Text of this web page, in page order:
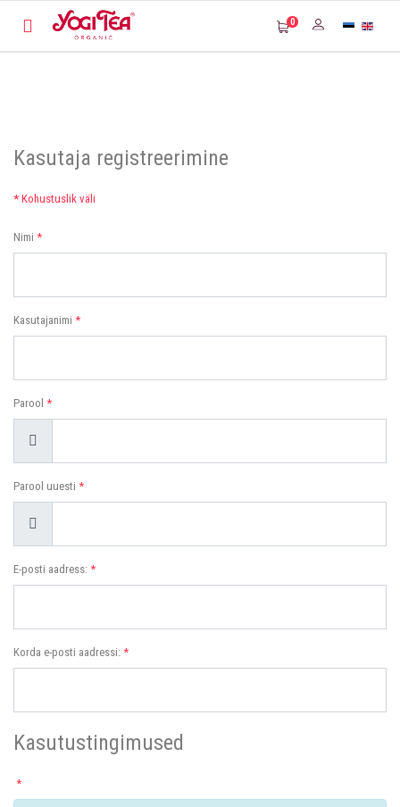
0
Kasutaja registreerimine
* Kohustuslik väli
Nimi *
Kasutajanimi *
Parool *
Näita
Parool uuesti *
Näita
E-posti aadress: *
Korda e-posti aadressi: *
Kasutustingimused
*